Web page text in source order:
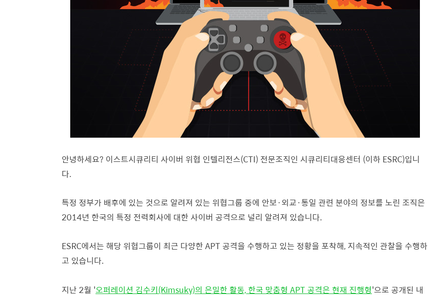
안녕하세요? 이스트시큐리티 사이버 위협 인텔리전스(CTI) 전문조직인 시큐리티대응센터 (이하 ESRC)입니
다.
특정 정부가 배후에 있는 것으로 알려져 있는 위협그룹 중에 안보·외교·통일 관련 분야의 정보를 노린 조직은
2014년 한국의 특정 전력회사에 대한 사이버 공격으로 널리 알려져 있습니다.
ESRC에서는 해당 위협그룹이 최근 다양한 APT 공격을 수행하고 있는 정황을 포착해, 지속적인 관찰을 수행하
고 있습니다.
지난 2월 '오퍼레이션 김수키(Kimsuky)의 은밀한 활동, 한국 맞춤형 APT 공격은 현재 진행형'으로 공개된 내